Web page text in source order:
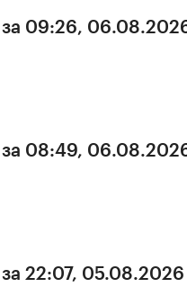
09:26,
08:49,
22:07, 05.08.2026